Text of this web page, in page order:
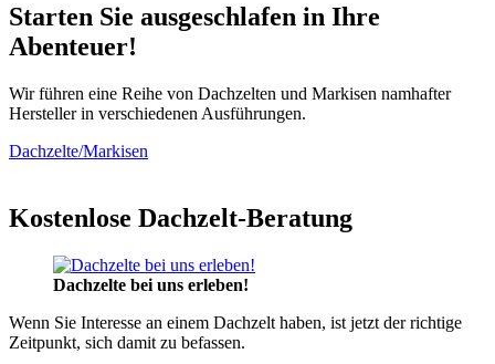
Starten Sie ausgeschlafen in Ihre
Abenteuer!
Wir führen eine Reihe von Dachzelten und Markisen namhafter
Hersteller in verschiedenen Ausführungen.
Dachzelte/Markisen
Kostenlose Dachzelt-Beratung
Dachzelte bei uns erleben!
Wenn Sie Interesse an einem Dachzelt haben, ist jetzt der richtige
Zeitpunkt, sich damit zu befassen.